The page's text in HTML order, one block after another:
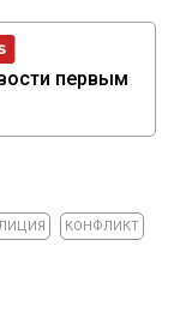
первым
КОНФЛИКТ